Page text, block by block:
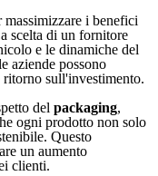
i benefici
scelta di un fornitore
e le dinamiche del
aziende possono
sull'investimento.
del packaging,
ogni prodotto non solo
Questo
un aumento
clienti.